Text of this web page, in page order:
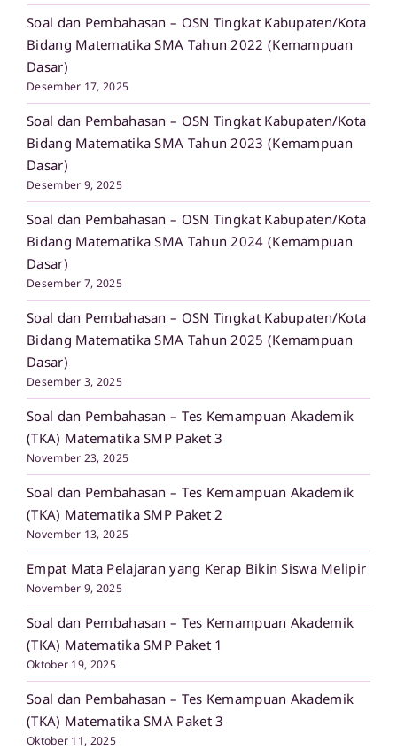
Soal dan Pembahasan – OSN Tingkat Kabupaten/Kota
Bidang Matematika SMA Tahun 2022 (Kemampuan
Dasar)
Desember 17, 2025
Soal dan Pembahasan – OSN Tingkat Kabupaten/Kota
Bidang Matematika SMA Tahun 2023 (Kemampuan
Dasar)
Desember 9, 2025
Soal dan Pembahasan – OSN Tingkat Kabupaten/Kota
Bidang Matematika SMA Tahun 2024 (Kemampuan
Dasar)
Desember 7, 2025
Soal dan Pembahasan – OSN Tingkat Kabupaten/Kota
Bidang Matematika SMA Tahun 2025 (Kemampuan
Dasar)
Desember 3, 2025
Soal dan Pembahasan – Tes Kemampuan Akademik
(TKA) Matematika SMP Paket 3
November 23, 2025
Soal dan Pembahasan – Tes Kemampuan Akademik
(TKA) Matematika SMP Paket 2
November 13, 2025
Empat Mata Pelajaran yang Kerap Bikin Siswa Melipir
November 9, 2025
Soal dan Pembahasan – Tes Kemampuan Akademik
(TKA) Matematika SMP Paket 1
Oktober 19, 2025
Soal dan Pembahasan – Tes Kemampuan Akademik
(TKA) Matematika SMA Paket 3
Oktober 11, 2025